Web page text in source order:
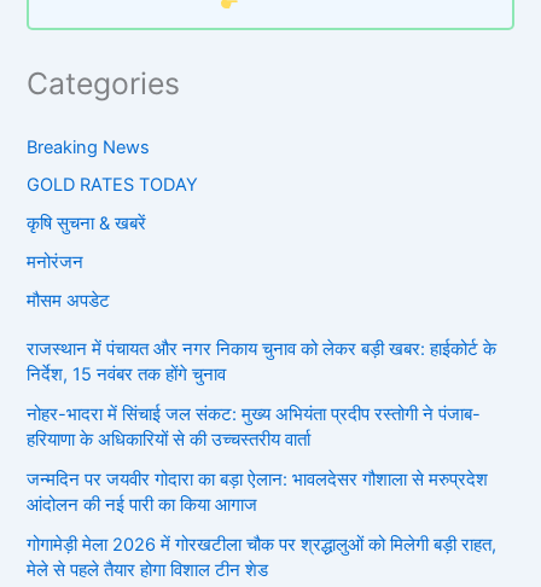
Categories
Breaking News
GOLD RATES TODAY
कृषि सुचना & खबरें
मनोरंजन
मौसम अपडेट
राजस्थान में पंचायत और नगर निकाय चुनाव को लेकर बड़ी खबर: हाईकोर्ट के
निर्देश, 15 नवंबर तक होंगे चुनाव
नोहर-भादरा में सिंचाई जल संकट: मुख्य अभियंता प्रदीप रस्तोगी ने पंजाब-
हरियाणा के अधिकारियों से की उच्चस्तरीय वार्ता
जन्मदिन पर जयवीर गोदारा का बड़ा ऐलान: भावलदेसर गौशाला से मरुप्रदेश
आंदोलन की नई पारी का किया आगाज
गोगामेड़ी मेला 2026 में गोरखटीला चौक पर श्रद्धालुओं को मिलेगी बड़ी राहत,
मेले से पहले तैयार होगा विशाल टीन शेड